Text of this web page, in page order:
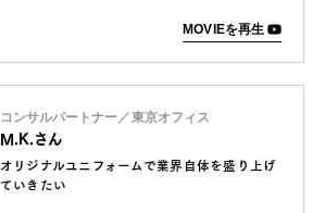
MOVIEを再生
コンサルパートナー／東京オフィス
M.K.さん
オリジナルユニフォームで業界自体を盛り上げ
ていきたい